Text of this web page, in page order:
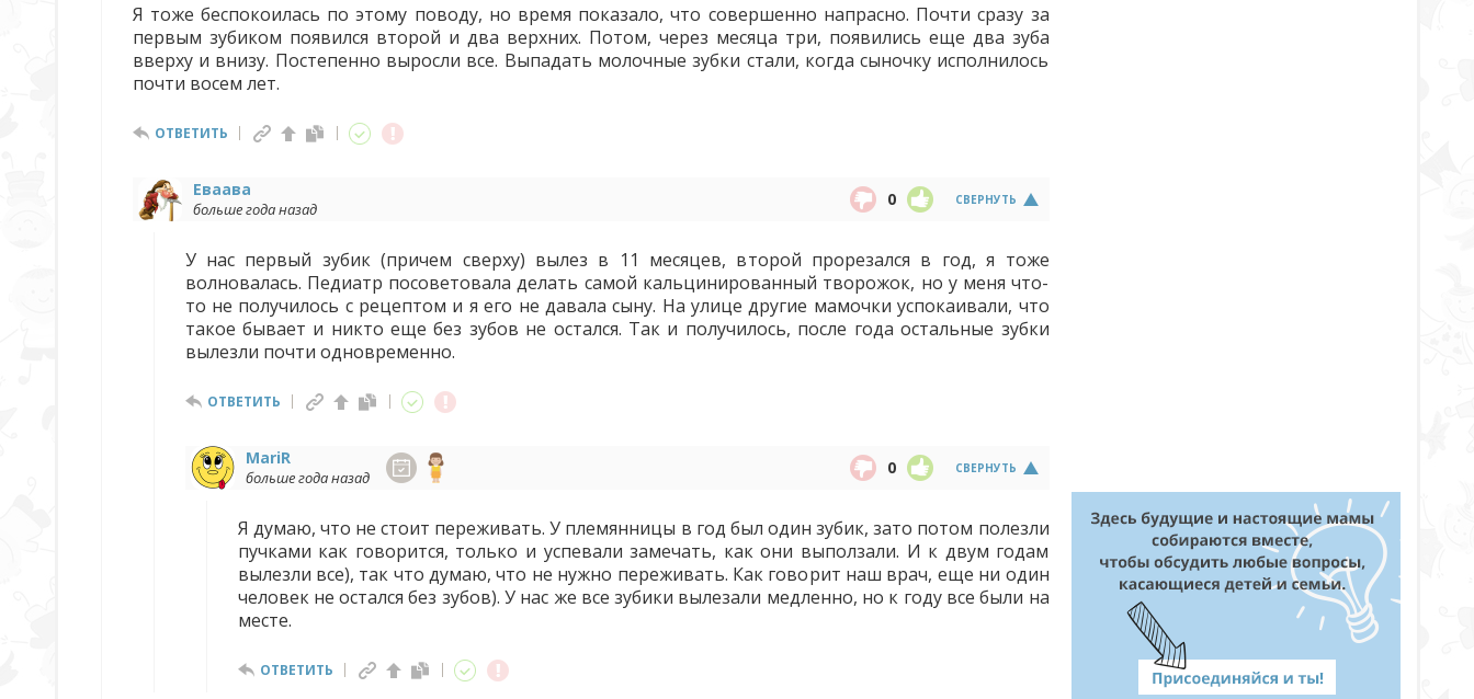
Я тоже беспокоилась по этому поводу, но время показало, что совершенно напрасно. Почти сразу за
первым зубиком появился второй и два верхних. Потом, через месяца три, появились еще два зуба
вверху и внизу. Постепенно выросли все. Выпадать молочные зубки стали, когда сыночку исполнилось
почти восем лет.
ОТВЕТИТЬ
Еваава
больше года назад СВЕРНУТЬ
0
У нас первый зубик (причем сверху) вылез в 11 месяцев, второй прорезался в год, я тоже
волновалась. Педиатр посоветовала делать самой кальцинированный творожок, но у меня что-
то не получилось с рецептом и я его не давала сыну. На улице другие мамочки успокаивали, что
такое бывает и никто еще без зубов не остался. Так и получилось, после года остальные зубки
вылезли почти одновременно.
ОТВЕТИТЬ
MariR
больше года назад СВЕРНУТЬ
0
Я думаю, что не стоит переживать. У племянницы в год был один зубик, зато потом полезли
пучками как говорится, только и успевали замечать, как они выползали. И к двум годам
вылезли все), так что думаю, что не нужно переживать. Как говорит наш врач, еще ни один
человек не остался без зубов). У нас же все зубики вылезали медленно, но к году все были на
месте.
ОТВЕТИТЬ